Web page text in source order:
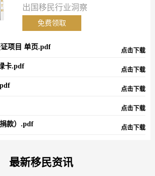
出国移民行业洞察
免费领取
项目 单页.pdf 点击下载
卡.pdf 点击下载
点击下载
点击下载
款）.pdf 点击下载
最新移民资讯